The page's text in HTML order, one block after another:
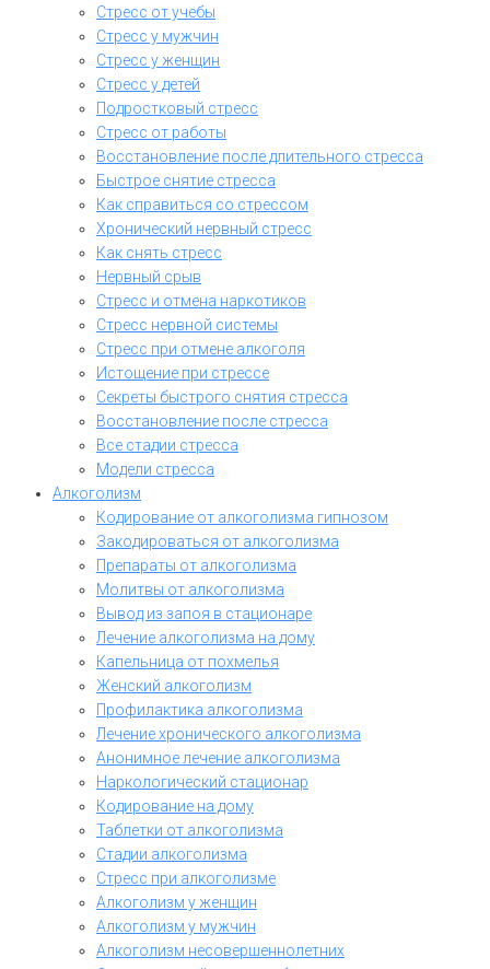
Стресс от учебы
Стресс у мужчин
Стресс у женщин
Стресс у детей
Подростковый стресс
Стресс от работы
Восстановление после длительного стресса
Быстрое снятие стресса
Как справиться со стрессом
Хронический нервный стресс
Как снять стресс
Нервный срыв
Стресс и отмена наркотиков
Стресс нервной системы
Стресс при отмене алкоголя
Истощение при стрессе
Секреты быстрого снятия стресса
Восстановление после стресса
Все стадии стресса
Модели стресса
Алкоголизм
Кодирование от алкоголизма гипнозом
Закодироваться от алкоголизма
Препараты от алкоголизма
Молитвы от алкоголизма
Вывод из запоя в стационаре
Лечение алкоголизма на дому
Капельница от похмелья
Женский алкоголизм
Профилактика алкоголизма
Лечение хронического алкоголизма
Анонимное лечение алкоголизма
Наркологический стационар
Кодирование на дому
Таблетки от алкоголизма
Стадии алкоголизма
Стресс при алкоголизме
Алкоголизм у женщин
Алкоголизм у мужчин
Алкоголизм несовершеннолетних